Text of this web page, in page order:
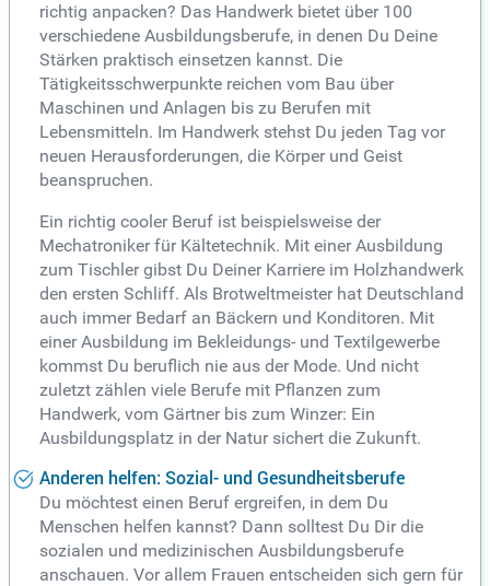
richtig anpacken? Das Handwerk bietet über 100
verschiedene Ausbildungsberufe, in denen Du Deine
Stärken praktisch einsetzen kannst. Die
Tätigkeitsschwerpunkte reichen vom Bau über
Maschinen und Anlagen bis zu Berufen mit
Lebensmitteln. Im Handwerk stehst Du jeden Tag vor
neuen Herausforderungen, die Körper und Geist
beanspruchen.
Ein richtig cooler Beruf ist beispielsweise der
Mechatroniker für Kältetechnik. Mit einer Ausbildung
zum Tischler gibst Du Deiner Karriere im Holzhandwerk
den ersten Schliff. Als Brotweltmeister hat Deutschland
auch immer Bedarf an Bäckern und Konditoren. Mit
einer Ausbildung im Bekleidungs- und Textilgewerbe
kommst Du beruflich nie aus der Mode. Und nicht
zuletzt zählen viele Berufe mit Pflanzen zum
Handwerk, vom Gärtner bis zum Winzer: Ein
Ausbildungsplatz in der Natur sichert die Zukunft.
Anderen helfen: Sozial- und Gesundheitsberufe
Du möchtest einen Beruf ergreifen, in dem Du
Menschen helfen kannst? Dann solltest Du Dir die
sozialen und medizinischen Ausbildungsberufe
anschauen. Vor allem Frauen entscheiden sich gern für